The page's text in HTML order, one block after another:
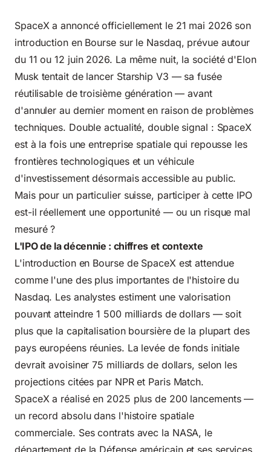
SpaceX a annoncé officiellement le 21 mai 2026 son
introduction en Bourse sur le Nasdaq, prévue autour
du 11 ou 12 juin 2026. La même nuit, la société d'Elon
Musk tentait de lancer Starship V3 — sa fusée
réutilisable de troisième génération — avant
d'annuler au dernier moment en raison de problèmes
techniques. Double actualité, double signal : SpaceX
est à la fois une entreprise spatiale qui repousse les
frontières technologiques et un véhicule
d'investissement désormais accessible au public.
Mais pour un particulier suisse, participer à cette IPO
est-il réellement une opportunité — ou un risque mal
mesuré ?
L'IPO de la décennie : chiffres et contexte
L'introduction en Bourse de SpaceX est attendue
comme l'une des plus importantes de l'histoire du
Nasdaq. Les analystes estiment une valorisation
pouvant atteindre 1 500 milliards de dollars — soit
plus que la capitalisation boursière de la plupart des
pays européens réunies. La levée de fonds initiale
devrait avoisiner 75 milliards de dollars, selon les
projections citées par NPR et Paris Match.
SpaceX a réalisé en 2025 plus de 200 lancements —
un record absolu dans l'histoire spatiale
commerciale. Ses contrats avec la NASA, le
département de la Défense américain et ses services